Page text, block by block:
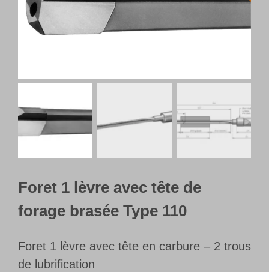
Français
Foret 1 lèvre avec tête de
forage brasée Type 110
Foret 1 lèvre avec tête en carbure – 2 trous
de lubrification